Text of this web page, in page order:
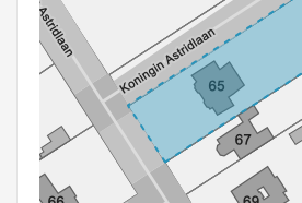
Aanmelden